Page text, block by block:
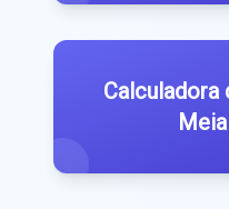
Calculadora